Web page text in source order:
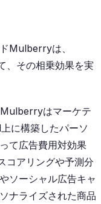
Mulberryは、
、その相乗効果を実
はマーケテ
に構築したパーソ
て広告費用対効果
コアリングや予測分
ソーシャル広告キャ
ナライズされた商品